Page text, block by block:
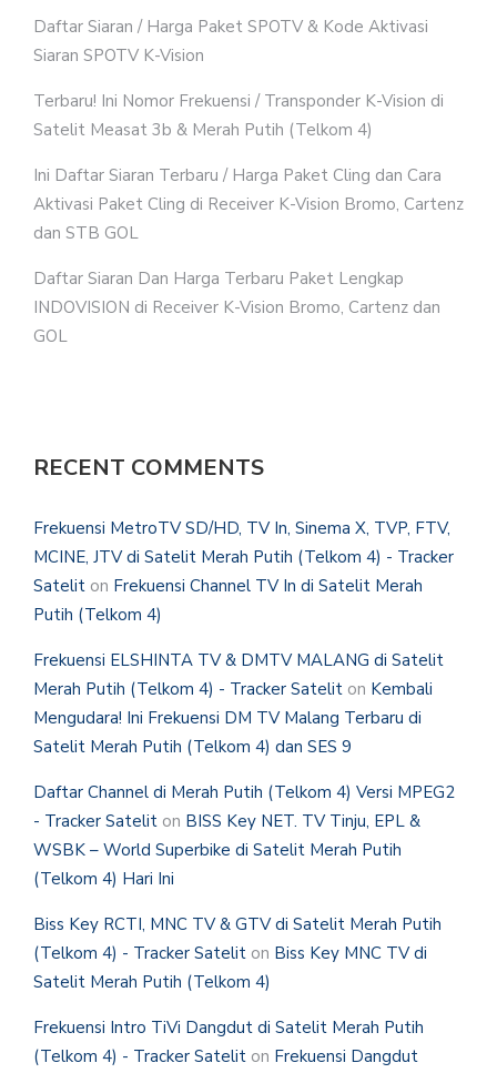
Daftar Siaran / Harga Paket SPOTV & Kode Aktivasi
Siaran SPOTV K-Vision
Terbaru! Ini Nomor Frekuensi / Transponder K-Vision di
Satelit Measat 3b & Merah Putih (Telkom 4)
Ini Daftar Siaran Terbaru / Harga Paket Cling dan Cara
Aktivasi Paket Cling di Receiver K-Vision Bromo, Cartenz
dan STB GOL
Daftar Siaran Dan Harga Terbaru Paket Lengkap
INDOVISION di Receiver K-Vision Bromo, Cartenz dan
GOL
RECENT COMMENTS
Frekuensi MetroTV SD/HD, TV In, Sinema X, TVP, FTV,
MCINE, JTV di Satelit Merah Putih (Telkom 4) - Tracker
Satelit on Frekuensi Channel TV In di Satelit Merah
Putih (Telkom 4)
Frekuensi ELSHINTA TV & DMTV MALANG di Satelit
Merah Putih (Telkom 4) - Tracker Satelit on Kembali
Mengudara! Ini Frekuensi DM TV Malang Terbaru di
Satelit Merah Putih (Telkom 4) dan SES 9
Daftar Channel di Merah Putih (Telkom 4) Versi MPEG2
- Tracker Satelit on BISS Key NET. TV Tinju, EPL &
WSBK – World Superbike di Satelit Merah Putih
(Telkom 4) Hari Ini
Biss Key RCTI, MNC TV & GTV di Satelit Merah Putih
(Telkom 4) - Tracker Satelit on Biss Key MNC TV di
Satelit Merah Putih (Telkom 4)
Frekuensi Intro TiVi Dangdut di Satelit Merah Putih
(Telkom 4) - Tracker Satelit on Frekuensi Dangdut